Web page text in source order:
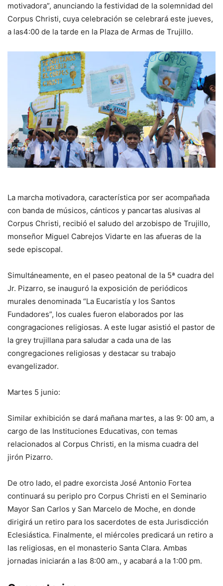
motivadora”, anunciando la festividad de la solemnidad del
Corpus Christi, cuya celebración se celebrará este jueves,
a las4:00 de la tarde en la Plaza de Armas de Trujillo.
La marcha motivadora, característica por ser acompañada
con banda de músicos, cánticos y pancartas alusivas al
Corpus Christi, recibió el saludo del arzobispo de Trujillo,
monseñor Miguel Cabrejos Vidarte en las afueras de la
sede episcopal.
Simultáneamente, en el paseo peatonal de la 5ª cuadra del
Jr. Pizarro, se inauguró la exposición de periódicos
murales denominada “La Eucaristía y los Santos
Fundadores”, los cuales fueron elaborados por las
congragaciones religiosas. A este lugar asistió el pastor de
la grey trujillana para saludar a cada una de las
congregaciones religiosas y destacar su trabajo
evangelizador.
Martes 5 junio:
Similar exhibición se dará mañana martes, a las 9: 00 am, a
cargo de las Instituciones Educativas, con temas
relacionados al Corpus Christi, en la misma cuadra del
jirón Pizarro.
De otro lado, el padre exorcista José Antonio Fortea
continuará su periplo pro Corpus Christi en el Seminario
Mayor San Carlos y San Marcelo de Moche, en donde
dirigirá un retiro para los sacerdotes de esta Jurisdicción
Eclesiástica. Finalmente, el miércoles predicará un retiro a
las religiosas, en el monasterio Santa Clara. Ambas
jornadas iniciarán a las 8:00 am., y acabará a la 1:00 pm.